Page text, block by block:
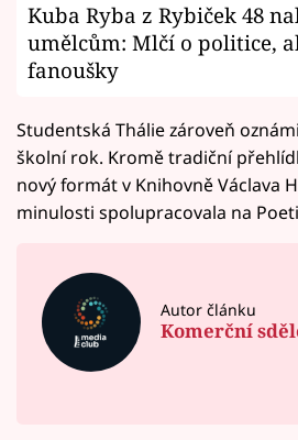
Kuba Ryba z Rybiček 48
umělcům: Mlčí o politice,
fanoušky
Studentská Thálie zároveň
školní rok. Kromě tradiční
nový formát v Knihovně Václava
minulosti spolupracovala na
Autor článku
Komerční